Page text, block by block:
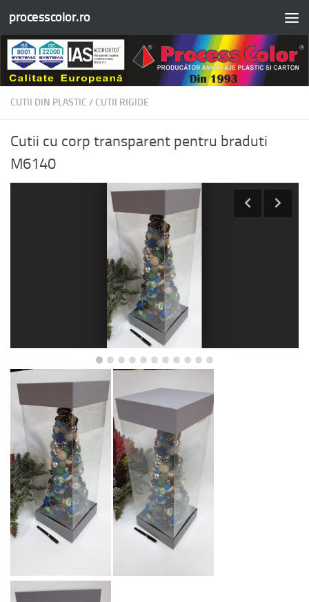
Skip to content
processcolor.ro
CUTII DIN PLASTIC / CUTII RIGIDE
Cutii cu corp transparent pentru braduti
M6140